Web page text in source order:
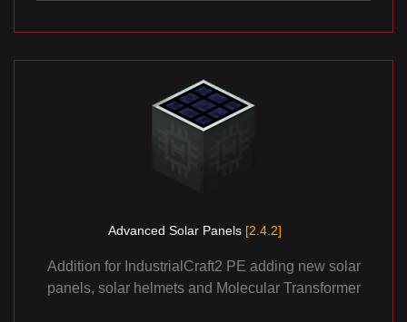
Advanced Solar Panels [2.4.2]
Addition for IndustrialCraft2 PE adding new solar
panels, solar helmets and Molecular Transformer